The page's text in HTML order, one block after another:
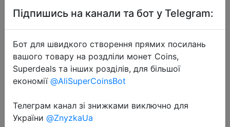
2024-09-03
LED Smart Human Body Sensor
Підпишись на канали та бот у Telegram:
Бот для швидкого створення прямих посилань
вашого товару на роздліли монет Coins,
Superdeals та інших розділів, для більшої
економії @AliSuperCoinsBot
Телеграм канал зі знижками виключно для
України @ZnyzkaUa